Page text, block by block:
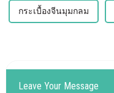
กระเบื้องจีนมุมกลม
Leave Your Message